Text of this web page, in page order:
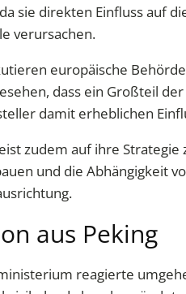
sie direkten Einfluss auf
verursachen.
europäische
dass ein Großteil
damit erheblichen
zudem auf ihre
und die Abhängigkeit
aus Peking
reagierte